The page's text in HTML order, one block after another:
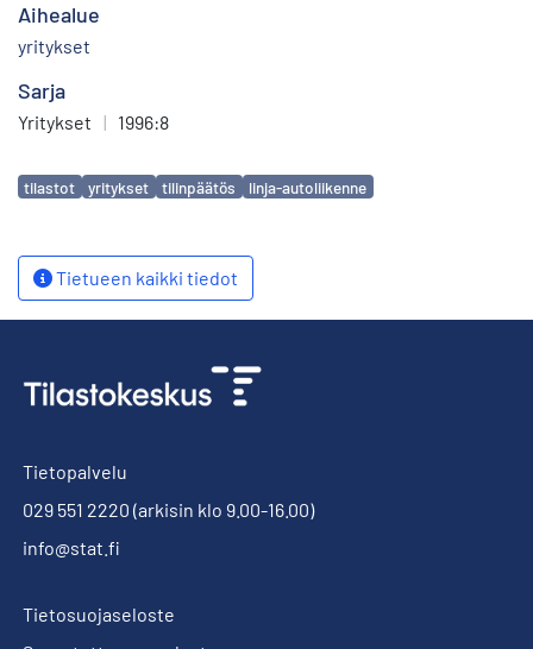
Aihealue
yritykset
Sarja
Yritykset | 1996:8
Avainsanat
tilastot yritykset tilinpäätös linja-autoliikenne
Tietueen kaikki tiedot
Tietopalvelu
029 551 2220 (arkisin klo 9.00-16.00)
info@stat.fi
Tietosuojaseloste